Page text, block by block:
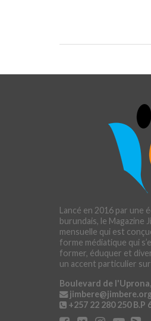
Lancé en 2016 par une
burundais, le Magazine
mensuelle qui est
forme médiatique qui
former, éduquer et
un accent particulier
Boulevard de
+257 22 280 250 B.P